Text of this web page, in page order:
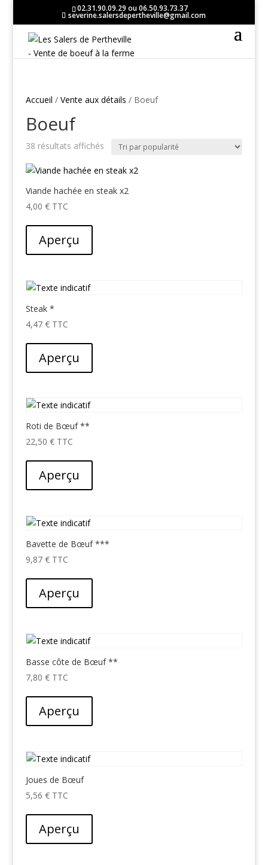
02.31.90.09.29 ou 06.50.93.73.37
severine.salersdepertheville@gmail.com
Accueil / Vente aux détails / Boeuf
Boeuf
38 résultats affichésTrié
popularité
Viande hachée en steak x2
4,00 €
Aperçu
Steak *
4,47 €
Aperçu
Roti de Bœuf **
22,50 €
Aperçu
Bavette de Bœuf ***
9,87 €
Aperçu
Basse côte de Bœuf **
7,80 €
Aperçu
Joues de Bœuf
5,56 €
Aperçu